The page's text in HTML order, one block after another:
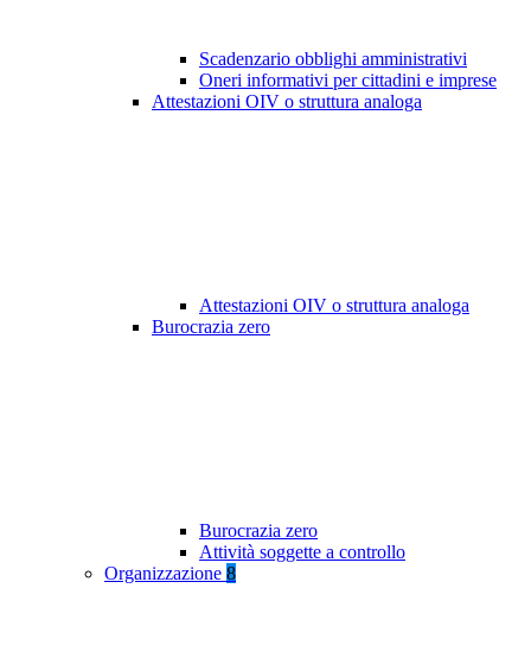
Scadenzario obblighi amministrativi
Oneri informativi per cittadini e imprese
Attestazioni OIV o struttura analoga
Attestazioni OIV o struttura analoga
Burocrazia zero
Burocrazia zero
Attività soggette a controllo
Organizzazione 8